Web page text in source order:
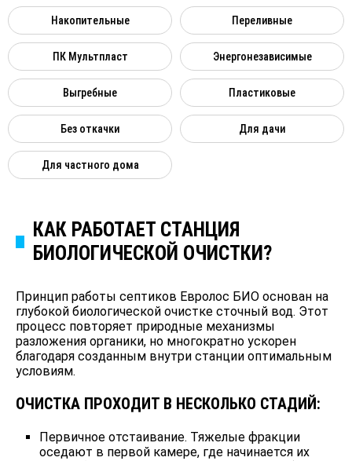
Накопительные Переливные
ПК Мультпласт Энергонезависимые
Выгребные Пластиковые
Без откачки Для дачи
Для частного дома
КАК РАБОТАЕТ СТАНЦИЯ
БИОЛОГИЧЕСКОЙ ОЧИСТКИ?
Принцип работы септиков Евролос БИО основан на
глубокой биологической очистке сточный вод. Этот
процесс повторяет природные механизмы
разложения органики, но многократно ускорен
благодаря созданным внутри станции оптимальным
условиям.
ОЧИСТКА ПРОХОДИТ В НЕСКОЛЬКО СТАДИЙ:
Первичное отстаивание. Тяжелые фракции
оседают в первой камере, где начинается их